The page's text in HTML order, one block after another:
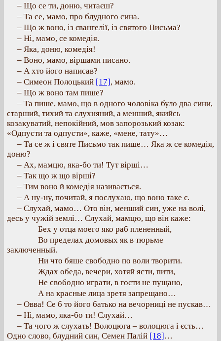
– Що се ти, доню, читаєш?
– Та се, мамо, про блудного сина.
– Що ж воно, із євангелії, із святого Письма?
– Ні, мамо, се комедія.
– Яка, доню, комедія!
– Воно, мамо, віршами писано.
– А хто його написав?
– Симеон Полоцький [17], мамо.
– Що ж воно там пише?
– Та пише, мамо, що в одного чоловіка було два сини,
старший, тихий та слухняний, а менший, якийсь
козакуватий, непокійний, мов запорозький козак:
«Одпусти та одпусти», каже, «мене, тату»…
– Та се ж і святе Письмо так пише… Яка ж се комедія,
доню?
– Ах, мамцю, яка-бо ти! Тут вірші…
– Так що ж що вірші?
– Тим воно й комедія називається.
– А ну-ну, почитай, я послухаю, що воно таке є.
– Слухай, мамо… Ото він, менший син, уже на волі,
десь у чужій землі… Слухай, мамцю, що він каже:
Бех у отца моего яко раб плененный,
Во пределах домовых як в тюрьме
заключенный.
Ни что бяше свободно по воли творити.
Ждах обеда, вечери, хотяй ясти, пити,
Не свободно играти, в гости не пущано,
А на красные лица зретя запрещано…
– Овва! Се б то його батько на вечорниці не пускав…
– Ні, мамо, яка-бо ти! Слухай…
– Та чого ж слухать! Волоцюга – волоцюга і єсть…
Одно слово, блудний син, Семен Палій [18]…